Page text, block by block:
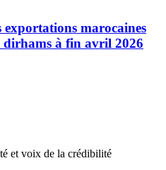
marocaines
dirhams à fin avril 2026
et voix de la crédibilité